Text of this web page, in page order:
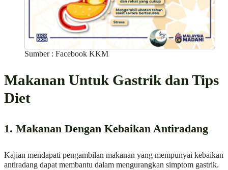
Sumber : Facebook KKM
Makanan Untuk Gastrik dan Tips
Diet
1. Makanan Dengan Kebaikan Antiradang
Kajian mendapati pengambilan makanan yang mempunyai kebaikan
antiradang dapat membantu dalam mengurangkan simptom gastrik.